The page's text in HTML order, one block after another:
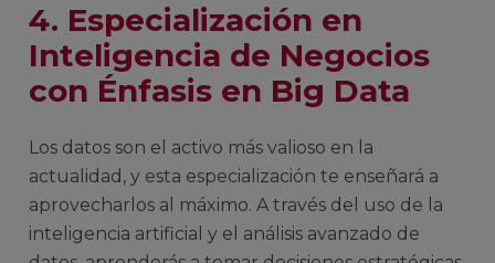
4. Especialización en
Inteligencia de Negocios
con Énfasis en Big Data
Los datos son el activo más valioso en la
actualidad, y esta especialización te enseñará a
aprovecharlos al máximo. A través del uso de la
inteligencia artificial y el análisis avanzado de